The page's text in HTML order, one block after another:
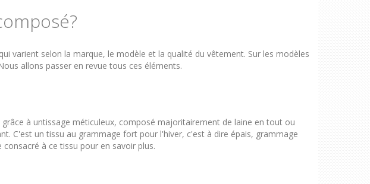
varient selon la marque, le modèle et la qualité du vêtement. Sur les modèles
allons passer en revue tous ces éléments.
à untissage méticuleux, composé majoritairement de laine en tout ou
C'est un tissu au grammage fort pour l'hiver, c'est à dire épais, grammage
à ce tissu pour en savoir plus.